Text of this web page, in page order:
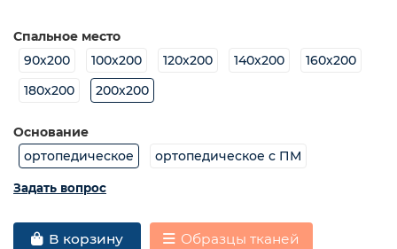
Спальное место
90х200
100х200 120х200 140х200
160х200
180х200
200х200
Основание
ортопедическое
ортопедическое с ПМ
Задать вопрос
В корзину Образцы тканей